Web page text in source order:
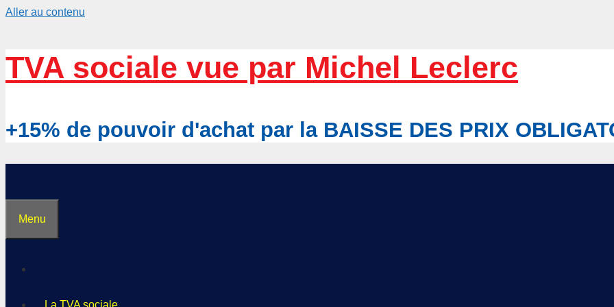
Aller au contenu
TVA sociale vue par Michel Leclerc
+15% de pouvoir d'achat par la BAISSE DES PRIX
Menu
La TVA sociale